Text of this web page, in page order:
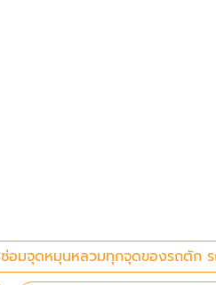
ซ่อมจุดหมุนหลวมทุกจุดของรถตัก ร